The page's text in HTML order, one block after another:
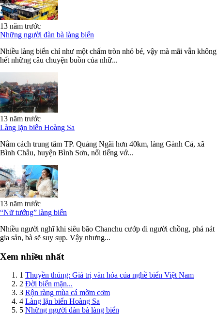
13 năm trước
Những người đàn bà làng biển
Nhiều làng biển chỉ như một chấm tròn nhỏ bé, vậy mà mãi vẫn không
hết những câu chuyện buồn của nhữ...
13 năm trước
Làng lặn biển Hoàng Sa
Nằm cách trung tâm TP. Quảng Ngãi hơn 40km, làng Gành Cả, xã
Bình Châu, huyện Bình Sơn, nổi tiếng vớ...
13 năm trước
“Nữ tướng” làng biển
Nhiều người nghĩ khi siêu bão Chanchu cướp đi người chồng, phá nát
gia sản, bà sẽ suy sụp. Vậy nhưng...
Xem nhiều nhất
1 Thuyền thúng: Giá trị văn hóa của nghề biển Việt Nam
2 Đời biển mặn...
3 Rộn ràng mùa cá mờm cơm
4 Làng lặn biển Hoàng Sa
5 Những người đàn bà làng biển